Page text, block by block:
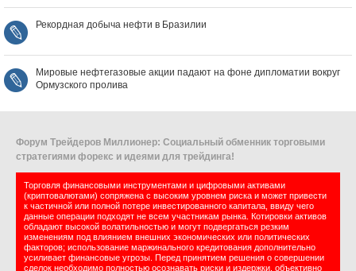
Рекордная добыча нефти в Бразилии
Мировые нефтегазовые акции падают на фоне дипломатии вокруг
Ормузского пролива
Форум Трейдеров Миллионер: Социальный обменник торговыми
стратегиями форекс и идеями для трейдинга!
Торговля финансовыми инструментами и цифровыми активами
(криптовалютами) сопряжена с высоким уровнем риска и может привести
к частичной или полной потере инвестированного капитала, ввиду чего
данные операции подходят не всем участникам рынка. Котировки активов
обладают высокой волатильностью и могут подвергаться резким
изменениям под влиянием внешних экономических или политических
факторов; использование маржинального кредитования дополнительно
усиливает финансовые угрозы. Перед принятием решения о совершении
сделок необходимо полностью осознавать риски и издержки, объективно